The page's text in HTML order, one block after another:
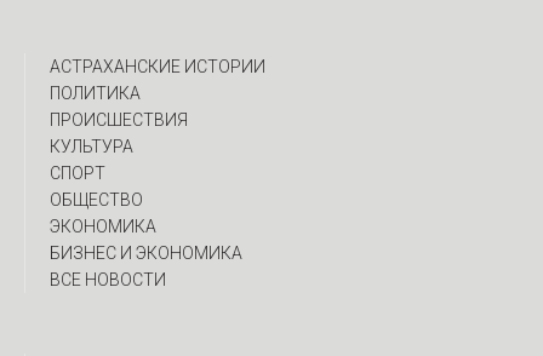
АСТРАХАНСКИЕ ИСТОРИИ
ПОЛИТИКА
ПРОИСШЕСТВИЯ
КУЛЬТУРА
СПОРТ
ОБЩЕСТВО
ЭКОНОМИКА
БИЗНЕС И ЭКОНОМИКА
ВСЕ НОВОСТИ